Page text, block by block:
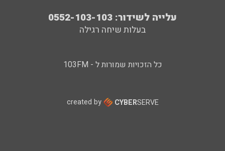
עלייה לשידור: 0552-103-103
בעלות שיחה רגילה
כל הזכויות שמורות ל - 103FM
created by CYBERSERVE